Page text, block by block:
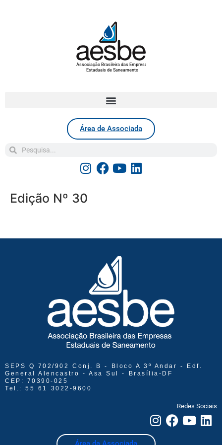
Associação Brasileira das Empresas
Estaduais de Saneamento
Área de Associada
Edição Nº 30
SEPS Q 702/902 Conj. B - Bloco A 3º Andar - Edf.
General Alencastro - Asa Sul - Brasília-DF
CEP: 70390-025
Tel.: 55 61 3022-9600
Redes Sociais